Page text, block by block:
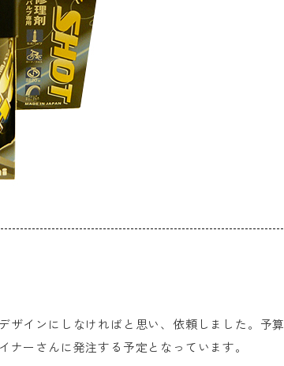
インにしなければと思い、依頼しました。予
ーさんに発注する予定となっています。